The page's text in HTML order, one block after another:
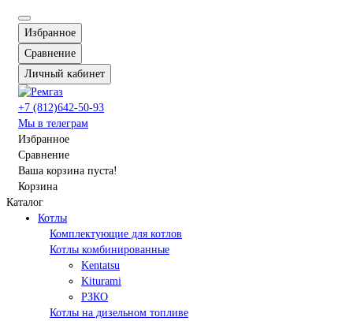
Избранное
Сравнение
Личный кабинет
+7 (812)642-50-93
Мы в телеграм
Избранное
Сравнение
Ваша корзина пуста!
Корзина
Каталог
Котлы
Комплектующие для котлов
Котлы комбинированные
Kentatsu
Kiturami
РЗКО
Котлы на дизельном топливе